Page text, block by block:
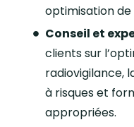
optimisation de
Conseil et
clients sur
radiovigilance,
à risques et
appropriées.